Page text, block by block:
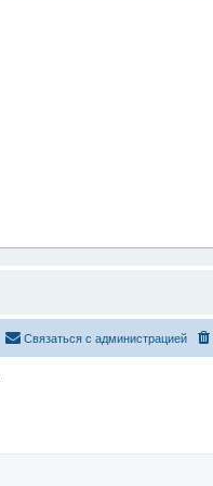
Связаться с администрацией